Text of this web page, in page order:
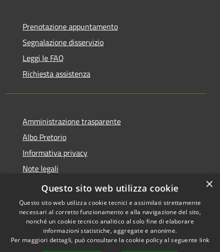
Prenotazione appuntamento
Segnalazione disservizio
Leggi le FAQ
Richiesta assistenza
Amministrazione trasparente
Albo Pretorio
Informativa privacy
Note legali
Dichiarazione di accessibilità
Accessibilità
Copyright © 2026 • Comune di
Ferno • Powered by
×
Questo sito web utilizza cookie
Questo sito web utilizza cookie tecnici e assimilati strettamente
necessari al corretto funzionamento e alla navigazione del sito,
nonché un cookie tecnico analitico al solo fine di elaborare
informazioni statistiche, aggregate e anonime.
Per maggiori dettagli, può consultare la cookie policy al seguente link